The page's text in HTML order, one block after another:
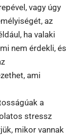
vagy úgy
az
ha valaki
nem érdekli, és
ami
a
stressz
mikor vannak